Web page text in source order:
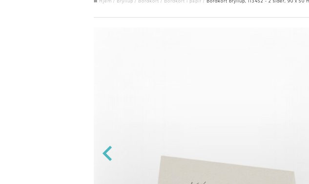
Hjem / Bryllup / Bordkort / Bordkort i papir / Bordkort bryllup, 113452 - 2 sider, 90 x 50